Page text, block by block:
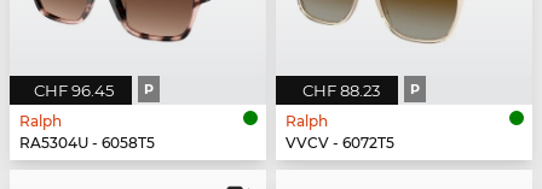
CHF 96.45 P
Ralph
RA5304U - 6058T5
CHF 88.23 P
Ralph
VVCV - 6072T5